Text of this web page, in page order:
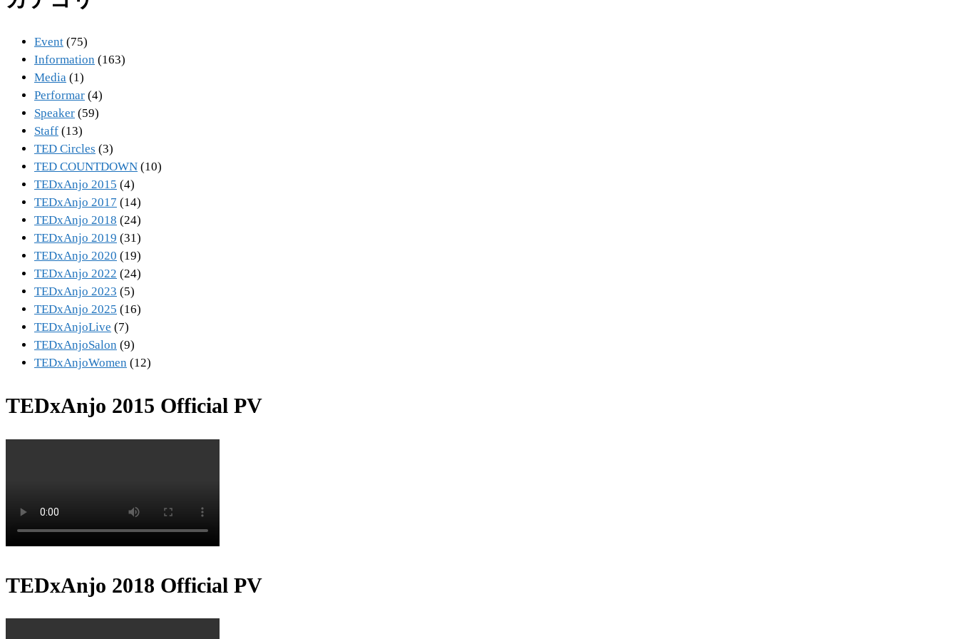
Event (75)
Information (163)
Media (1)
Performar (4)
Speaker (59)
Staff (13)
TED Circles (3)
TED COUNTDOWN (10)
TEDxAnjo 2015 (4)
TEDxAnjo 2017 (14)
TEDxAnjo 2018 (24)
TEDxAnjo 2019 (31)
TEDxAnjo 2020 (19)
TEDxAnjo 2022 (24)
TEDxAnjo 2023 (5)
TEDxAnjo 2025 (16)
TEDxAnjoLive (7)
TEDxAnjoSalon (9)
TEDxAnjoWomen (12)
TEDxAnjo 2015 Official PV
TEDxAnjo 2018 Official PV